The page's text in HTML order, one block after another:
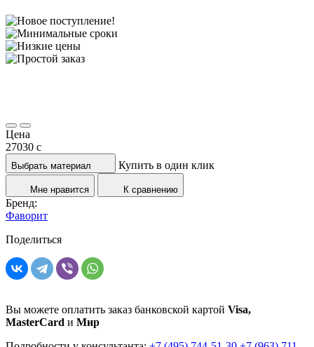
Цена
27030 c
Выбрать материал Купить в один клик
Мне нравится К сравнению
Бренд:
Фаворит
Поделиться
Вы можете оплатить заказ банковской картой Visa,
MasterCard и Мир